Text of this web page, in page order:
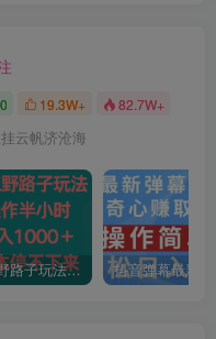
0 19.3W+ 82.7W+
云帆济沧海
男粉引流野路子玩法，每天操作半小时轻松日入1000＋，流量根本停不下来